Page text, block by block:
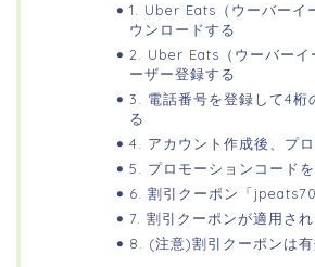
1. Uber Eats（ウーバーイ
ウンロードする
2. Uber Eats（ウーバーイ
ーザー登録する
3. 電話番号を登録して4桁
る
4. アカウント作成後、プ
5. プロモーションコード
6. 割引クーポン「
7. 割引クーポンが適用さ
8. (注意)割引クーポンは